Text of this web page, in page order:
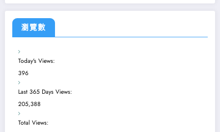
瀏覽數
Today's Views:
396
Last 365 Days Views:
205,388
Total Views: